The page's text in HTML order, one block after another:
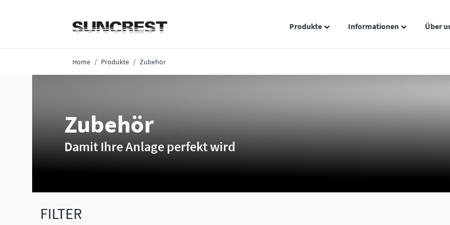
Produkte
Informationen
Über
Home / Produkte / Zubehör
Zubehör
Damit Ihre Anlage perfekt wird
FILTER